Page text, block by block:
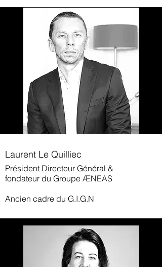
Laurent Le Quilliec
Président Directeur Général &
fondateur du Groupe ÆNEAS
Ancien cadre du G.I.G.N